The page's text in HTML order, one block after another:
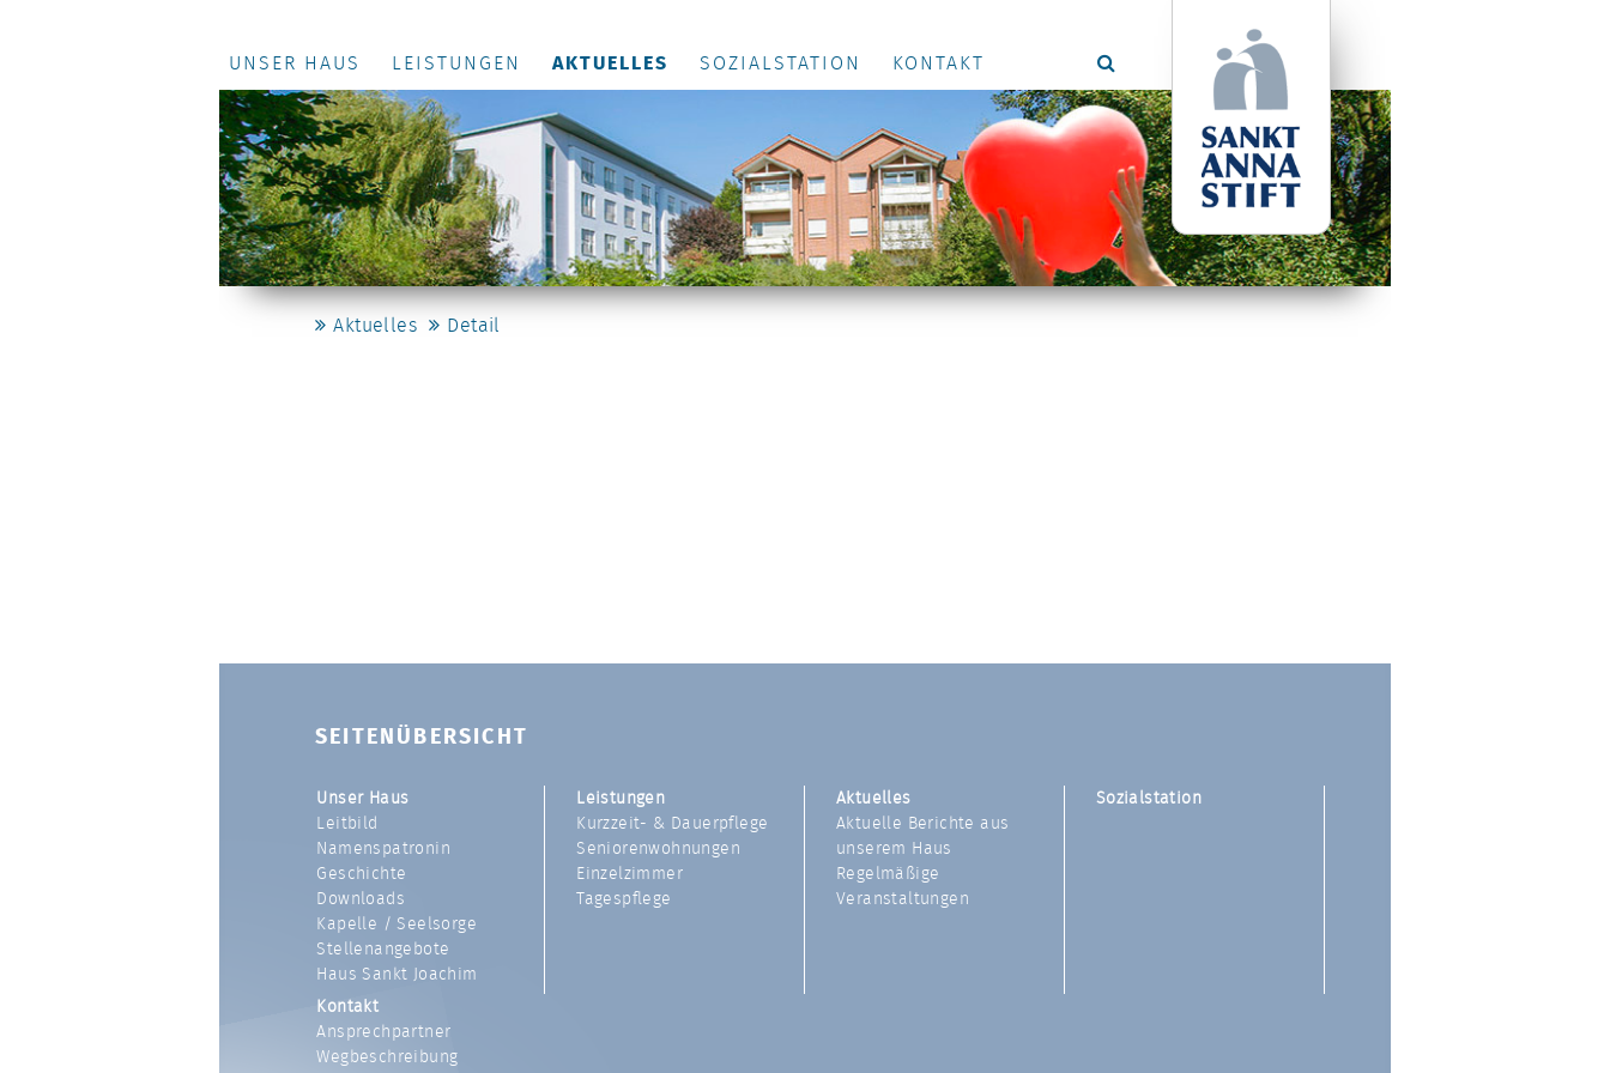
UNSER HAUS LEISTUNGEN AKTUELLES SOZIALSTATION KONTAKT
Aktuelles Detail
SEITENÜBERSICHT
Unser Haus
Leitbild
Namenspatronin
Geschichte
Downloads
Kapelle / Seelsorge
Stellenangebote
Haus Sankt Joachim
Leistungen
Kurzzeit- & Dauerpflege
Seniorenwohnungen
Einzelzimmer
Tagespflege
Aktuelles
Aktuelle Berichte aus
unserem Haus
Regelmäßige
Veranstaltungen
Sozialstation
Kontakt
Ansprechpartner
Wegbeschreibung